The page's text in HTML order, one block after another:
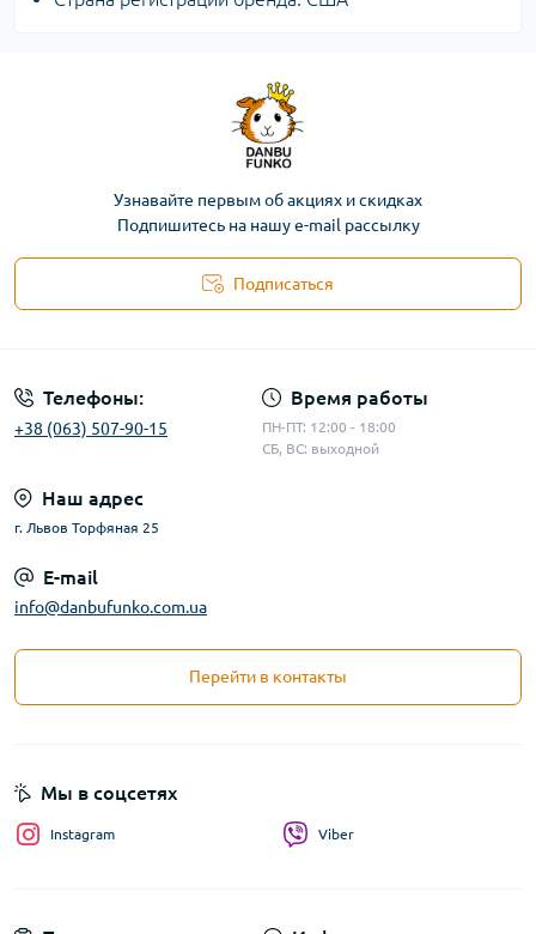
Узнавайте первым об акциях и скидках
Подпишитесь на нашу e-mail рассылку
Подписаться
Телефоны:
+38 (063) 507-90-15
Время работы
ПН-ПТ: 12:00 - 18:00
СБ, ВС: выходной
Наш адрес
г. Львов Торфяная 25
E-mail
info@danbufunko.com.ua
Перейти в контакты
Мы в соцсетях
Instagram Viber